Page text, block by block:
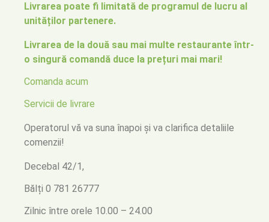
Livrarea poate fi limitată de programul de lucru al
unităților partenere.
Livrarea de la două sau mai multe restaurante într-
o singură comandă duce la prețuri mai mari!
Comanda acum
Servicii de livrare
Operatorul vă va suna înapoi și va clarifica detaliile
comenzii!
Decebal 42/1,
Bălți 0 781 26777
Zilnic între orele 10.00 – 24.00